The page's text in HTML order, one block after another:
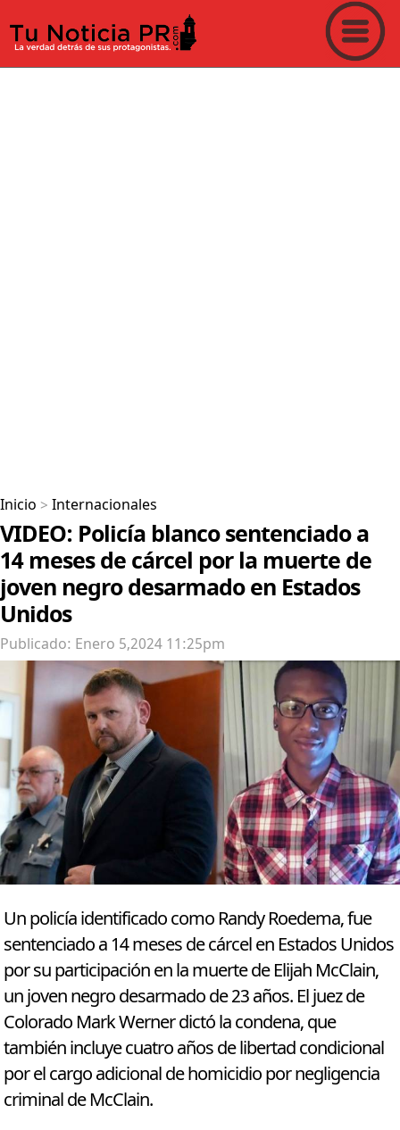
Inicio > Internacionales
VIDEO: Policía blanco sentenciado a
14 meses de cárcel por la muerte de
joven negro desarmado en Estados
Unidos
Publicado: Enero 5,2024 11:25pm
Un policía identificado como Randy Roedema, fue
sentenciado a 14 meses de cárcel en Estados Unidos
por su participación en la muerte de Elijah McClain,
un joven negro desarmado de 23 años. El juez de
Colorado Mark Werner dictó la condena, que
también incluye cuatro años de libertad condicional
por el cargo adicional de homicidio por negligencia
criminal de McClain.